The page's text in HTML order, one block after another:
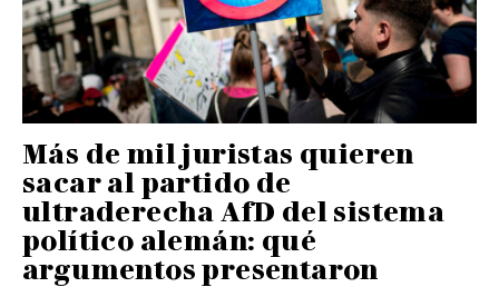
Más de mil juristas quieren
sacar al partido de
ultraderecha AfD del sistema
político alemán: qué
argumentos presentaron